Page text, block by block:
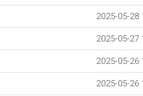
2025-05-28
2025-05-27
2025-05-26
2025-05-26